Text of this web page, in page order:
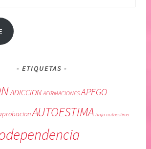
ETIQUETAS
ADICCION AFIRMACIONES APEGO
AUTOESTIMA baja autoestima